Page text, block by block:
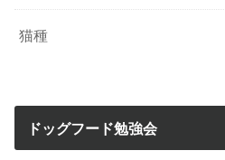
猫種
ドッグフード勉強会